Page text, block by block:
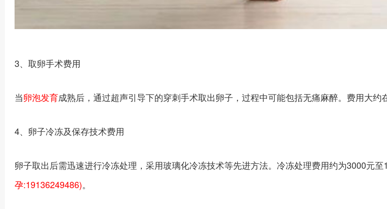
3、取卵手术费用
当卵泡发育成熟后，通过超声引导下的穿刺手术取出卵子，过程中可能包括无痛麻醉。费用大约
4、卵子冷冻及保存技术费用
卵子取出后需迅速进行冷冻处理，采用玻璃化冷冻技术等先进方法。冷冻处理费用约为3000元
孕:19136249486)。